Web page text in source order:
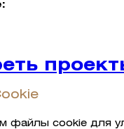
файлы cookie для